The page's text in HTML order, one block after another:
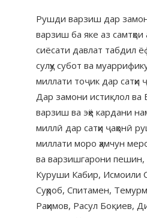
Рушди варзиш дар
варзиш ба яке аз
сиёсати давлат табдил
сулҳу субот ва
миллати тоҷик дар сатҳи
Дар замони истиқлол ва
варзиш ва эҳё кардани
миллӣ дар сатҳи ҷаҳонӣ
миллати моро ҳамчун
ва варзишгарони
Куруши Кабир, Исмоили
Суҳроб, Спитамен,
Раҳимов, Расул Боқиев,